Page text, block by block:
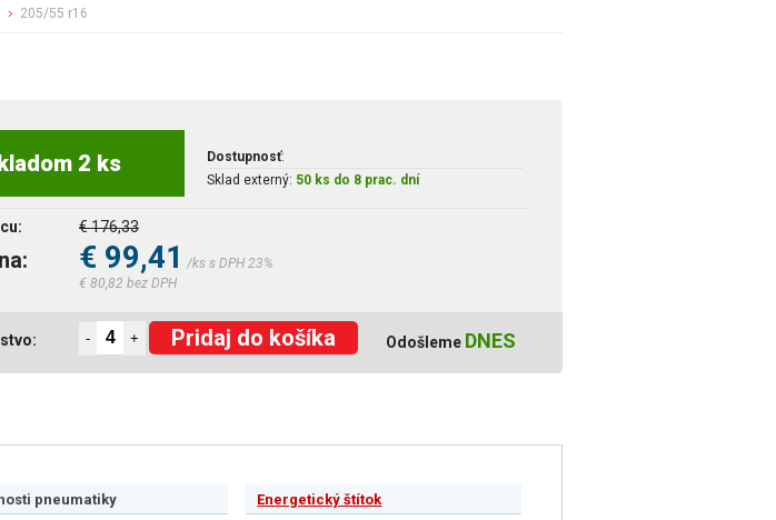
205/55 r16
2 ks Dostupnosť:
Sklad externý: 50 ks do 8 prac. dní
€ 176,33
€ 99,41 /ks s DPH 23%
€ 80,82 bez DPH
Odošleme DNES
- + Pridaj do košíka
pneumatiky
Energetický štítok